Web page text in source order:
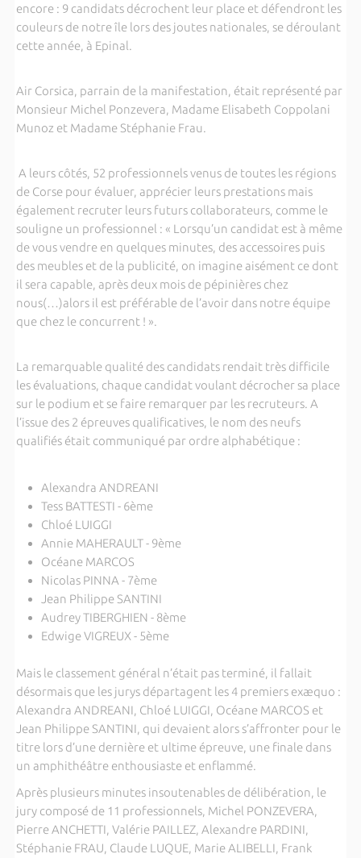
encore : 9 candidats décrochent leur place et défendront les
couleurs de notre île lors des joutes nationales, se déroulant
cette année, à Epinal.
Air Corsica, parrain de la manifestation, était représenté par
Monsieur Michel Ponzevera, Madame Elisabeth Coppolani
Munoz et Madame Stéphanie Frau.
A leurs côtés, 52 professionnels venus de toutes les régions
de Corse pour évaluer, apprécier leurs prestations mais
également recruter leurs futurs collaborateurs, comme le
souligne un professionnel : « Lorsqu’un candidat est à même
de vous vendre en quelques minutes, des accessoires puis
des meubles et de la publicité, on imagine aisément ce dont
il sera capable, après deux mois de pépinières chez
nous(…)alors il est préférable de l’avoir dans notre équipe
que chez le concurrent ! ».
La remarquable qualité des candidats rendait très difficile
les évaluations, chaque candidat voulant décrocher sa place
sur le podium et se faire remarquer par les recruteurs. A
l’issue des 2 épreuves qualificatives, le nom des neufs
qualifiés était communiqué par ordre alphabétique :
Alexandra ANDREANI
Tess BATTESTI - 6ème
Chloé LUIGGI
Annie MAHERAULT - 9ème
Océane MARCOS
Nicolas PINNA - 7ème
Jean Philippe SANTINI
Audrey TIBERGHIEN - 8ème
Edwige VIGREUX - 5ème
Mais le classement général n’était pas terminé, il fallait
désormais que les jurys départagent les 4 premiers exæquo :
Alexandra ANDREANI, Chloé LUIGGI, Océane MARCOS et
Jean Philippe SANTINI, qui devaient alors s’affronter pour le
titre lors d’une dernière et ultime épreuve, une finale dans
un amphithéâtre enthousiaste et enflammé.
Après plusieurs minutes insoutenables de délibération, le
jury composé de 11 professionnels, Michel PONZEVERA,
Pierre ANCHETTI, Valérie PAILLEZ, Alexandre PARDINI,
Stéphanie FRAU, Claude LUQUE, Marie ALIBELLI, Frank